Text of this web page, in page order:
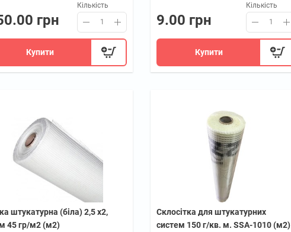
грн
Кількість
Купити
9.00 грн
Кількість
Купити
штукатурна (біла) 2,5 х2,
45 гр/м2 (м2)
Склосітка для штукатурних
систем 150 г/кв. м. SSA-1010 (м2)